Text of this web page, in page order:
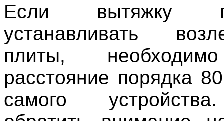
Если вытяжку
устанавливать
плиты,
расстояние порядка
самого